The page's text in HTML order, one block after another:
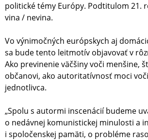
politické témy Európy. Podtitulom 21.
vina / nevina.
Vo výnimočných európskych aj
sa bude tento leitmotív objavovať v
Ako previnenie väčšiny voči menšine,
občanovi, ako autoritatívnosť moci
jednotlivca.
„Spolu s autormi inscenácií budeme
o nedávnej komunistickej minulosti a
i spoločenskej pamäti, o probléme